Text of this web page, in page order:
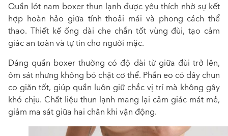
Quần lót nam boxer thun lạnh được yêu thích nhờ sự kết
hợp hoàn hảo giữa tính thoải mái và phong cách thể
thao. Thiết kế ống dài che chắn tốt vùng đùi, tạo cảm
giác an toàn và tự tin cho người mặc.
Dáng quần boxer thường có độ dài từ giữa đùi trở lên,
ôm sát nhưng không bó chặt cơ thể. Phần eo có dây chun
co giãn tốt, giúp quần luôn giữ chắc vị trí mà không gây
khó chịu. Chất liệu thun lạnh mang lại cảm giác mát mẻ,
giảm ma sát giữa hai chân khi vận động.